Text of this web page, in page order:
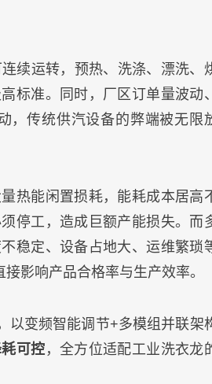
续运转，预热、洗涤、漂洗、
标准。同时，厂区订单量波动、
，传统供汽设备的弊端被无限
热能闲置损耗，能耗成本居高
停工，造成巨额产能损失。而
稳定、设备占地大、运维繁琐
影响产品合格率与生产效率。
以变频智能调节+多模组并联架
可控，全方位适配工业洗衣龙